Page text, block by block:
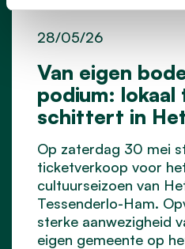
Van eigen
podium: lokaal
schittert in
28/05/26
Op zaterdag 30 mei
ticketverkoop voor
cultuurseizoen van
Tessenderlo-Ham.
sterke aanwezigheid
eigen gemeente op